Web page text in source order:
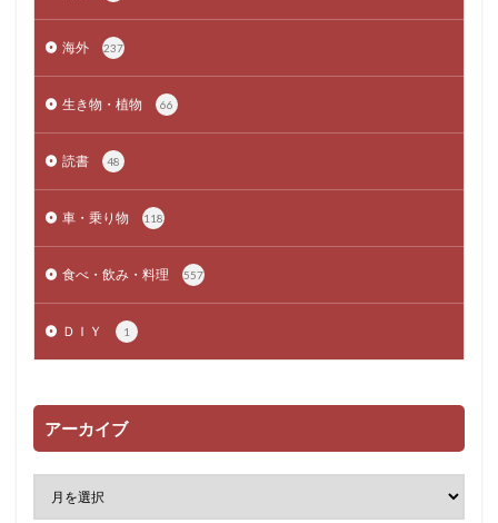
海外 237
生き物・植物 66
読書 48
車・乗り物 118
食べ・飲み・料理 557
ＤＩＹ 1
アーカイブ